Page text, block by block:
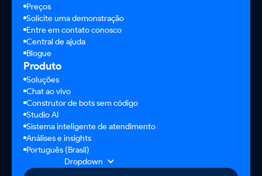
Preços
Solicite uma demonstração
Entre em contato conosco
Central de ajuda
Blogue
Produto
Soluções
Chat ao vivo
Construtor de bots sem código
Studio AI
Sistema inteligente de atendimento
Análises e insights
Português (Brasil)
Dropdown